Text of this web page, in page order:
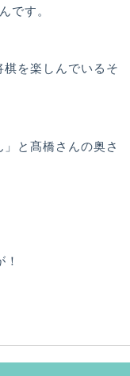
です。
を楽しんでいるそ
と髙橋さんの奥さ